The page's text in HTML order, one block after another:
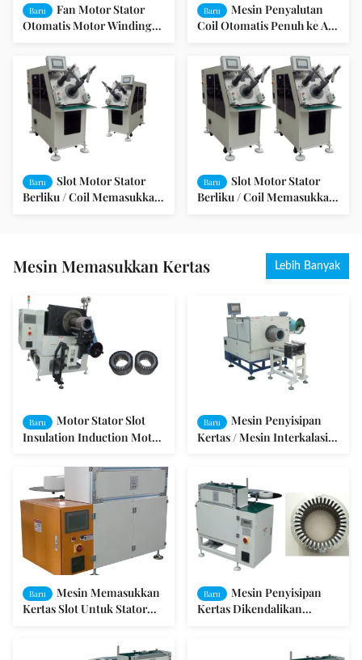
Baru
Fan Motor Stator
Otomatis Motor Winding
Baru
Mesin Penyalutan
Coil Otomatis Penuh ke AC
Baru
Slot Motor Stator
Berliku / Coil Memasukkan
Baru
Slot Motor Stator
Berliku / Coil Memasukkan
Mesin Memasukkan Kertas Lebih Banyak
Baru
Motor Stator Slot
Insulation Induction Motor
Baru
Mesin Penyisipan
Kertas / Mesin Interkalasi
Baru
Mesin Memasukkan
Kertas Slot Untuk Stator
Baru
Mesin Penyisipan
Kertas Dikendalikan